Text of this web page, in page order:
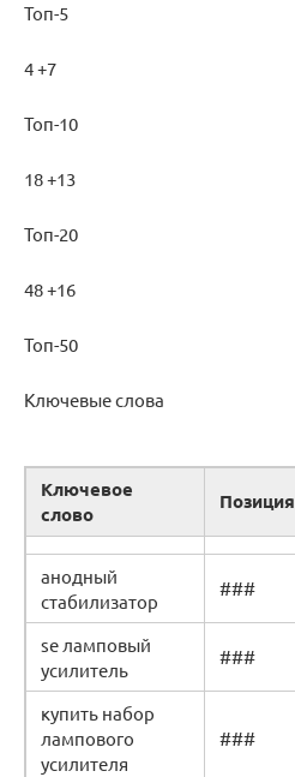
Топ-5
4 +7
Топ-10
18 +13
Топ-20
48 +16
Топ-50
Ключевые слова
Ключевое
слово
Позиция
анодный
стабилизатор
###
se ламповый
усилитель
###
купить набор
лампового
усилителя
###